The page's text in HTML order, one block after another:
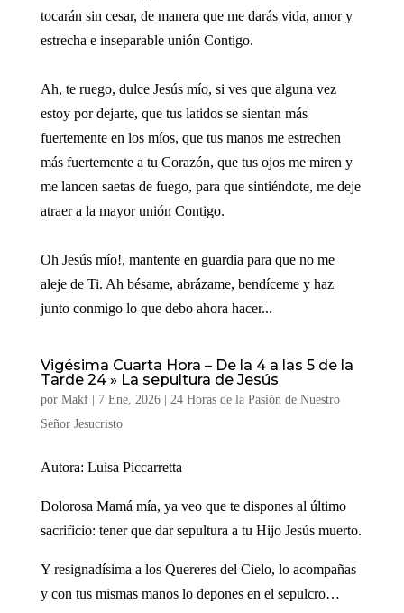
tocarán sin cesar, de manera que me darás vida, amor y
estrecha e inseparable unión Contigo.
Ah, te ruego, dulce Jesús mío, si ves que alguna vez
estoy por dejarte, que tus latidos se sientan más
fuertemente en los míos, que tus manos me estrechen
más fuertemente a tu Corazón, que tus ojos me miren y
me lancen saetas de fuego, para que sintiéndote, me deje
atraer a la mayor unión Contigo.
Oh Jesús mío!, mantente en guardia para que no me
aleje de Ti. Ah bésame, abrázame, bendíceme y haz
junto conmigo lo que debo ahora hacer...
Vigésima Cuarta Hora – De la 4 a las 5 de la
Tarde 24 » La sepultura de Jesús
por Makf| 7 Ene, 2026| 24 Horas de la Pasión de Nuestro
Señor Jesucristo
Autora: Luisa Piccarretta
Dolorosa Mamá mía, ya veo que te dispones al último
sacrificio: tener que dar sepultura a tu Hijo Jesús muerto.
Y resignadísima a los Quereres del Cielo, lo acompañas
y con tus mismas manos lo depones en el sepulcro…